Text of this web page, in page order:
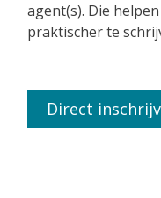
agent(s). Die
praktischer te
Direct